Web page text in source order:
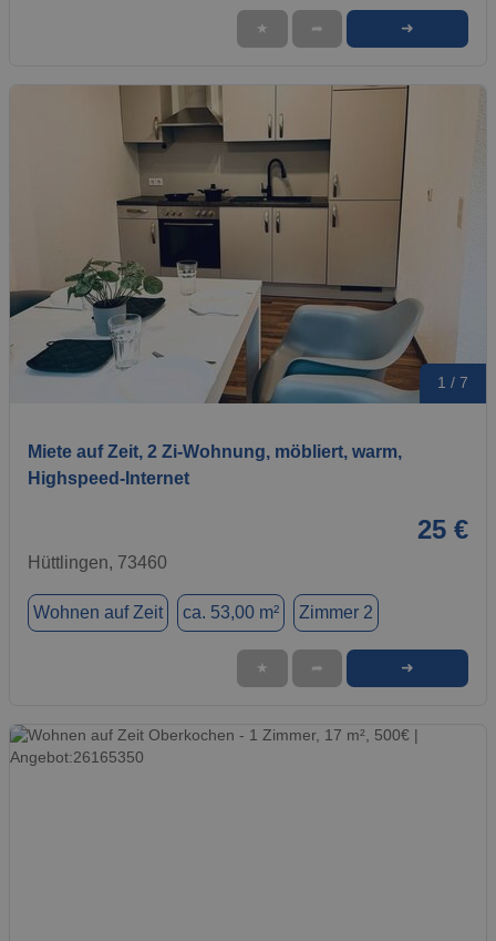
★ ➦ ➜
1 / 7
Miete auf Zeit, 2 Zi-Wohnung, möbliert, warm,
Highspeed-Internet
25 €
Hüttlingen, 73460
Wohnen auf Zeit ca. 53,00 m² Zimmer 2
★ ➦ ➜